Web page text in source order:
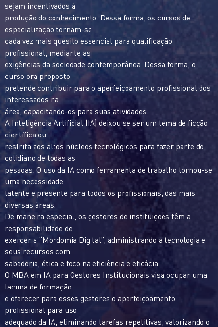
sejam incentivados à
produção do conhecimento. Dessa forma, os cursos de
especialização tornam-se
cada vez mais quesito essencial para qualificação
profissional, mediante as
exigências da sociedade contemporânea. Dessa forma, o
curso ora proposto
pretende contribuir para o aperfeiçoamento profissional dos
interessados na
área, capacitando-os para suas atividades.
A Inteligência Artificial (IA) deixou se ser um tema de ficção
científica ou
restrita aos altos núcleos tecnológicos para fazer parte do
cotidiano de todas as
pessoas. O uso da IA como ferramenta de trabalho tornou-se
uma necessidade
latente e presente para todos os profissionais, das mais
diversas áreas.
De maneira especial, os gestores de instituições têm a
responsabilidade de
exercer a “Mordomia Digital”, administrando a tecnologia e
seus recursos com
sabedoria, ética e foco na eficiência e eficácia.
O MBA em IA para Gestores Institucionais visa ocupar uma
lacuna de formação
e oferecer para esses gestores o aperfeiçoamento
profissional para uso
adequado da IA, eliminando tarefas repetitivas, valorizando o